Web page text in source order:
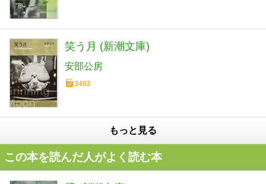
笑う月 (新潮文庫)
安部公房
3402
もっと見る
この本を読んだ人がよく読む本